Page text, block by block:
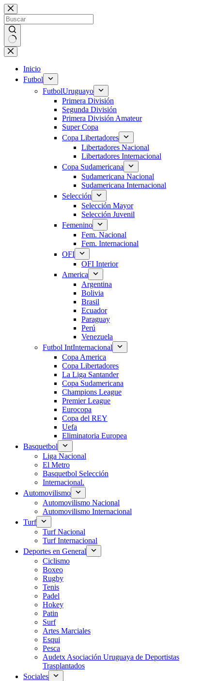
Saltar
al
contenido
Sin
resultados
Inicio
Futbol
FutbolUruguayo
Primera División
Segunda División
Primera División Amateur
Super Copa
Copa Libertadores
Libertadores Nacional
Libertadores Internacional
Copa Sudamericana
Sudamericana Nacional
Sudamericana Internacional
Selección
Selección Mayor
Selección Juvenil
Femenino
Fem. Nacional
Fem. Internacional
OFI
OFI Interior
America
Argentina
Bolivia
Brasil
Ecuador
Paraguay
Perú
Venezuela
Futbol IntInternacional
Copa America
Copa Libertadores
La Liga Santander
Copa Sudamericana
Champions League
Premier League
Eurocopa
Copa del REY
Uefa
Eliminatoria Europea
Basquetbol
Liga Nacional
El Metro
Basquetbol Selección
Internacional.
Automovilismo
Automovilismo Nacional
Automovilismo Internacional
Turf
Turf Nacional
Turf Internacional
Deportes en General
Ciclismo
Boxeo
Rugby
Tenis
Padel
Hokey
Patin
Surf
Artes Marciales
Esqui
Pesca
Audetx Asociación Uruguaya de Deportistas
Trasplantados
Sociales